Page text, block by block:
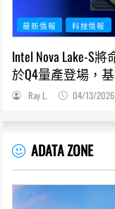
最新情報 科技情報
Intel Nova Lake-S
於Q4量產登場，
Ray L. 04/13/2026
ADATA ZONE